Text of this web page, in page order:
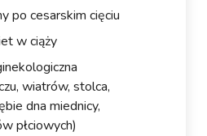
po cesarskim cięciu
w ciąży
wiatrów, stolca,
dna miednicy,
płciowych)